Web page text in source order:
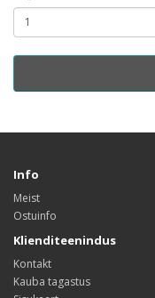
Info
Meist
Ostuinfo
Klienditeenindus
Kontakt
Kauba tagastus